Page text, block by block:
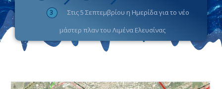
Στις 5 Σεπτεμβρίου η Ημερίδα για το νέο
μάστερ πλαν του Λιμένα Ελευσίνας